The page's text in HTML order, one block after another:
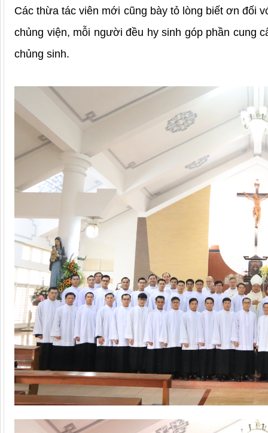
Các thừa tác viên mới cũng bày tỏ lòng biết ơn đối
chủng viện, mỗi người đều hy sinh góp phần cung
chủng sinh.